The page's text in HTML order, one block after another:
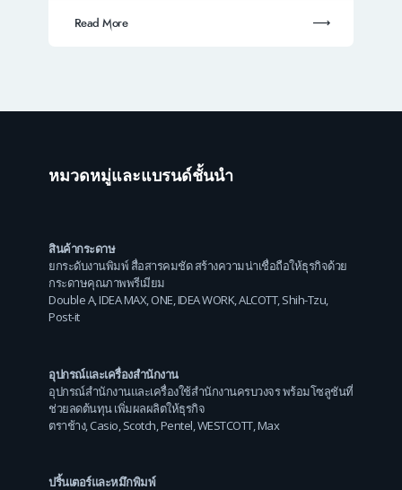
Read More
หมวดหมู่และแบรนด์ชั้นนำ
สินค้ากระดาษ
ยกระดับงานพิมพ์ สื่อสารคมชัด สร้างความน่าเชื่อถือให้ธุรกิจด้วย
กระดาษคุณภาพพรีเมียม
Double A,IDEA MAX,ONE,IDEA WORK,ALCOTT,Shih-Tzu,
Post-it
อุปกรณ์และเครื่องสำนักงาน
อุปกรณ์สำนักงานและเครื่องใช้สำนักงานครบวงจร พร้อมโซลูชันที่
ช่วยลดต้นทุน เพิ่มผลผลิตให้ธุรกิจ
ตราช้าง, Casio Scotch Pentel WESTCOTT, Max
ปริ้นเตอร์และหมึกพิมพ์